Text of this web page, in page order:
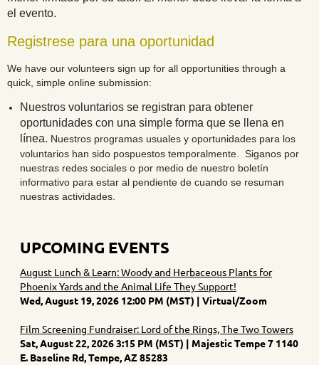
el evento.
Registrese para una oportunidad
We have our volunteers sign up for all opportunities through a
quick, simple online submission:
Nuestros voluntarios se registran para obtener
oportunidades con una simple forma que se llena en
línea. Nuestros programas usuales y oportunidades para los
voluntarios han sido pospuestos temporalmente. Siganos por
nuestras redes sociales o por medio de nuestro boletín
informativo para estar al pendiente de cuando se resuman
nuestras actividades.
UPCOMING EVENTS
August Lunch & Learn: Woody and Herbaceous Plants for
Phoenix Yards and the Animal Life They Support!
Wed, August 19, 2026 12:00 PM (MST)
Virtual/Zoom
Film Screening Fundraiser: Lord of the Rings, The Two Towers
Sat, August 22, 2026 3:15 PM (MST)
Majestic Tempe 7 1140
E. Baseline Rd, Tempe, AZ 85283